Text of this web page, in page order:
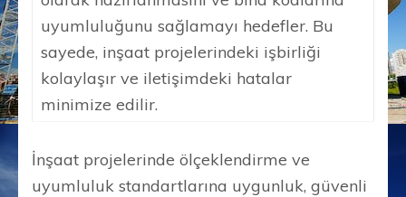
uyumluluğunu sağlamayı hedefler. Bu
sayede, inşaat projelerindeki işbirliği
kolaylaşır ve iletişimdeki hatalar
minimize edilir.
İnşaat projelerinde ölçeklendirme ve
uyumluluk standartlarına uygunluk, güvenli